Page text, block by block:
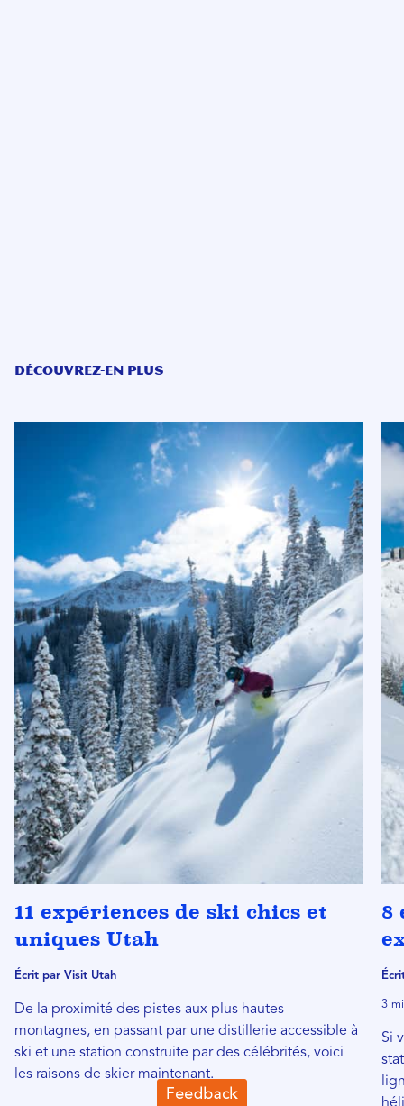
DÉCOUVREZ-EN PLUS
11 expériences de ski chics et
uniques Utah
Écrit par Visit Utah
De la proximité des pistes aux plus hautes
montagnes, en passant par une distillerie accessible à
ski et une station construite par des célébrités, voici
les raisons de skier maintenant.
8
3
Si